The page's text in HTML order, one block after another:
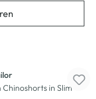
in Slim